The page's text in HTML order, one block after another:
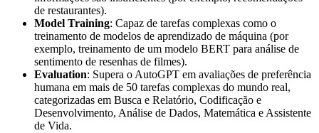
de restaurantes).
Model Training: Capaz de tarefas complexas como o
treinamento de modelos de aprendizado de máquina (por
exemplo, treinamento de um modelo BERT para análise de
sentimento de resenhas de filmes).
Evaluation: Supera o AutoGPT em avaliações de preferência
humana em mais de 50 tarefas complexas do mundo real,
categorizadas em Busca e Relatório, Codificação e
Desenvolvimento, Análise de Dados, Matemática e Assistente
de Vida.